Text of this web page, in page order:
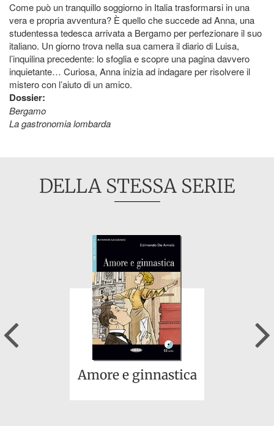
Come può un tranquillo soggiorno in Italia trasformarsi in una
vera e propria avventura? È quello che succede ad Anna, una
studentessa tedesca arrivata a Bergamo per perfezionare il suo
italiano. Un giorno trova nella sua camera il diario di Luisa,
l’inquilina precedente: lo sfoglia e scopre una pagina davvero
inquietante… Curiosa, Anna inizia ad indagare per risolvere il
mistero con l’aiuto di un amico.
Dossier:
Bergamo
La gastronomia lombarda
DELLA STESSA SERIE
Amore e ginnastica
Previous